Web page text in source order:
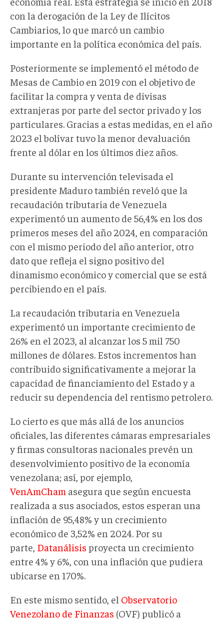
con la derogación de la Ley de Ilícitos
Cambiarios, lo que marcó un cambio
importante en la política económica del país.
Posteriormente se implementó el método de
Mesas de Cambio en 2019 con el objetivo de
facilitar la compra y venta de divisas
extranjeras por parte del sector privado y los
particulares. Gracias a estas medidas, en el año
2023 el bolívar tuvo la menor devaluación
frente al dólar en los últimos diez años.
Durante su intervención televisada el
presidente Maduro también reveló que la
recaudación tributaria de Venezuela
experimentó un aumento de 56,4% en los dos
primeros meses del año 2024, en comparación
con el mismo periodo del año anterior, otro
dato que refleja el signo positivo del
dinamismo económico y comercial que se está
percibiendo en el país.
La recaudación tributaria en Venezuela
experimentó un importante crecimiento de
26% en el 2023, al alcanzar los 5 mil 750
millones de dólares. Estos incrementos han
contribuido significativamente a mejorar la
capacidad de financiamiento del Estado y a
reducir su dependencia del rentismo petrolero.
Lo cierto es que más allá de los anuncios
oficiales, las diferentes cámaras empresariales
y firmas consultoras nacionales prevén un
desenvolvimiento positivo de la economía
venezolana; así, por ejemplo,
VenAmCham asegura que según encuesta
realizada a sus asociados, estos esperan una
inflación de 95,48% y un crecimiento
económico de 3,52% en 2024. Por su
parte, Datanálisis proyecta un crecimiento
entre 4% y 6%, con una inflación que pudiera
ubicarse en 170%.
En este mismo sentido, el Observatorio
Venezolano de Finanzas (OVF) publicó a